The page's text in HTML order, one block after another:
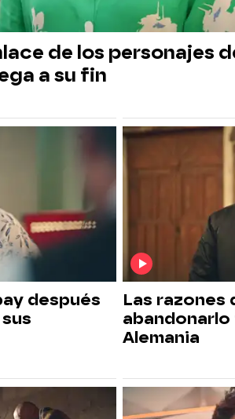
de los personajes
a su fin
después
Las razones
Alemania